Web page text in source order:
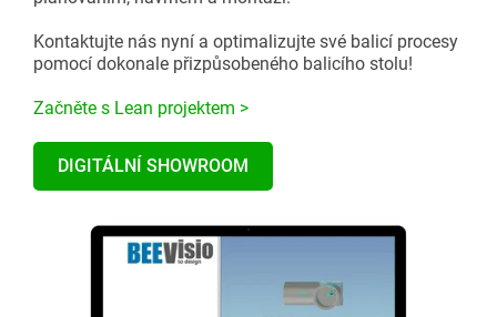
Kontaktujte nás nyní a optimalizujte své balicí procesy
pomocí dokonale přizpůsobeného balicího stolu!
Začněte s Lean projektem >
DIGITÁLNÍ SHOWROOM